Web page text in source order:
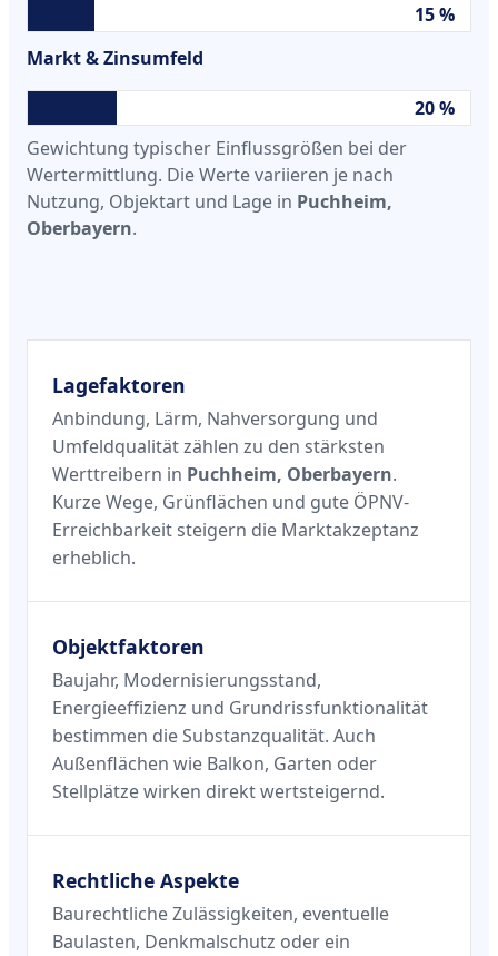
15 %
Markt & Zinsumfeld
20 %
Gewichtung typischer Einflussgrößen bei der
Wertermittlung. Die Werte variieren je nach
Nutzung, Objektart und Lage in Puchheim,
Oberbayern.
Lagefaktoren
Anbindung, Lärm, Nahversorgung und
Umfeldqualität zählen zu den stärksten
Werttreibern in Puchheim, Oberbayern.
Kurze Wege, Grünflächen und gute ÖPNV-
Erreichbarkeit steigern die Marktakzeptanz
erheblich.
Objektfaktoren
Baujahr, Modernisierungsstand,
Energieeffizienz und Grundrissfunktionalität
bestimmen die Substanzqualität. Auch
Außenflächen wie Balkon, Garten oder
Stellplätze wirken direkt wertsteigernd.
Rechtliche Aspekte
Baurechtliche Zulässigkeiten, eventuelle
Baulasten, Denkmalschutz oder ein